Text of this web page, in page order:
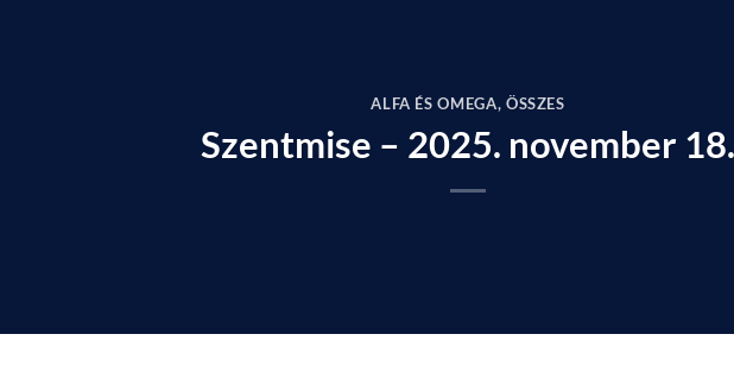
ALFA ÉS OMEGA, ÖSSZES
Szentmise – 2025. november 18.